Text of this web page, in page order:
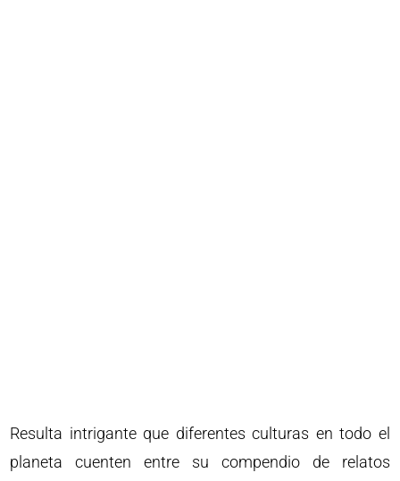
Resulta intrigante que diferentes culturas en todo el
planeta cuenten entre su compendio de relatos